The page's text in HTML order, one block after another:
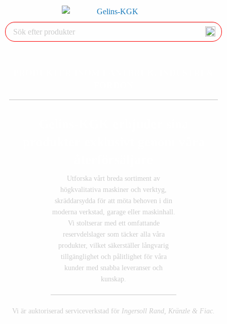
Utforska vårt breda sortiment av
högkvalitativa maskiner och verktyg,
skräddarsydda för att möta behoven i din
moderna verkstad, garage eller maskinhall.
Vi stoltserar med ett omfattande
reservdelslager som täcker alla våra
produkter, vilket säkerställer långvarig
tillgänglighet och pålitlighet för våra
kunder med snabba leveranser och
kunskap.
Vi är auktoriserad serviceverkstad för Ingersoll Rand, Kränzle & Fiac.